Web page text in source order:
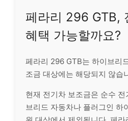
페라리 296 GTB,
혜택 가능할까요?
페라리 296 GTB는 하이브리
조금 대상에는 해당되지 않습
현재 전기차 보조금은 순수
브리드 자동차나 플러그인 하